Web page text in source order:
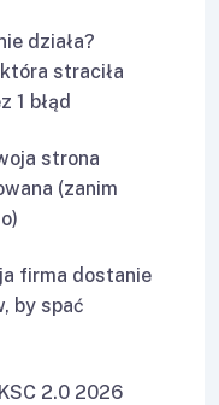
działa?
straciła
1 błąd
strona
(zanim
firma dostanie
by spać
2.0 2026